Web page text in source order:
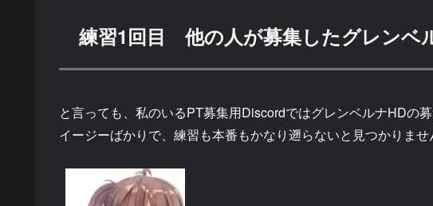
練習1回目 他の人が募集したグレンベ
と言っても、私のいるPT募集用DiscordではグレンベルナHDの募
イージーばかりで、練習も本番もかなり遡らないと見つかりませ